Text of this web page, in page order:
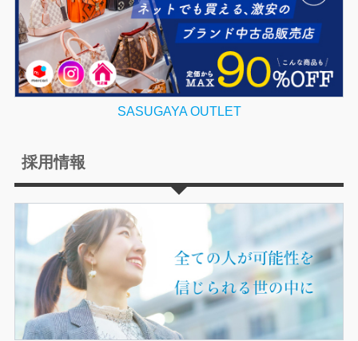
SASUGAYA OUTLET
採用情報